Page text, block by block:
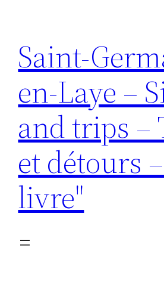
contenu
Saint-
en-Laye –
and trips –
et détours
livre"